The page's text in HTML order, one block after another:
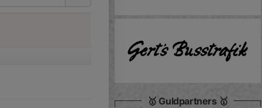
🥇 Guldpartners 🥇